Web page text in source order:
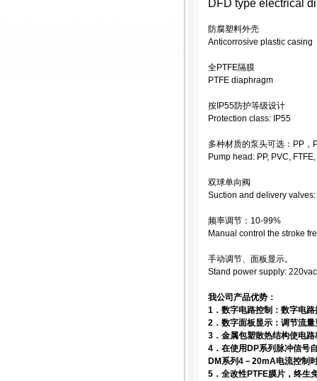
DFD type electrical
防腐塑料外壳
Anticorrosive plastic casing
全PTFE隔膜
PTFE diaphragm
按IP55防护等级设计
Protection class: IP55
多种材质的泵头可选：PP，
Pump head: PP, PVC,
双球单向阀
Suction and delivery
频率调节：10-99%
Manual control the stroke
手动调节、面板显示。
Stand power supply:
我公司产品优势：
1．数字电路控制：数字电
2．数字面板显示：调节流
3．金属包塑散热结构使电
4．在使用DP系列脉冲信号
DM系列4－20mA电流控制
5．全改性PTFE膜片，终生